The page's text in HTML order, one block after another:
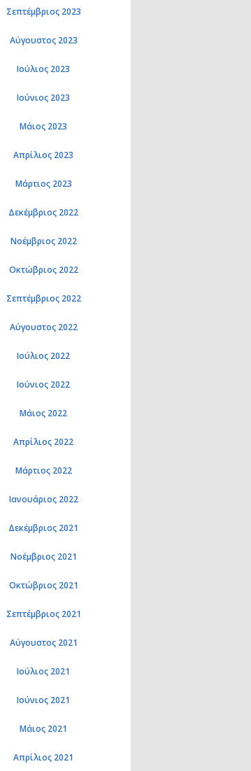
Σεπτέμβριος 2023
Αύγουστος 2023
Ιούλιος 2023
Ιούνιος 2023
Μάιος 2023
Απρίλιος 2023
Μάρτιος 2023
Δεκέμβριος 2022
Νοέμβριος 2022
Οκτώβριος 2022
Σεπτέμβριος 2022
Αύγουστος 2022
Ιούλιος 2022
Ιούνιος 2022
Μάιος 2022
Απρίλιος 2022
Μάρτιος 2022
Ιανουάριος 2022
Δεκέμβριος 2021
Νοέμβριος 2021
Οκτώβριος 2021
Σεπτέμβριος 2021
Αύγουστος 2021
Ιούλιος 2021
Ιούνιος 2021
Μάιος 2021
Απρίλιος 2021